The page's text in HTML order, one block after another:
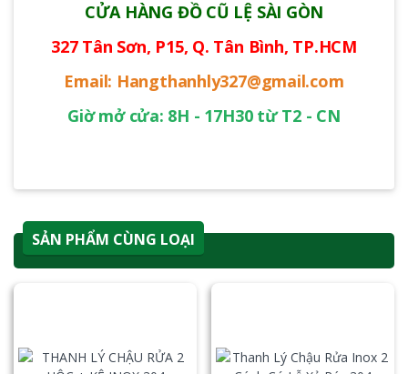
CỬA HÀNG ĐỒ CŨ LỆ SÀI GÒN
327 Tân Sơn, P15, Q. Tân Bình, TP.HCM
Email: Hangthanhly327@gmail.com
Giờ mở cửa: 8H - 17H30 từ T2 - CN
SẢN PHẨM CÙNG LOẠI